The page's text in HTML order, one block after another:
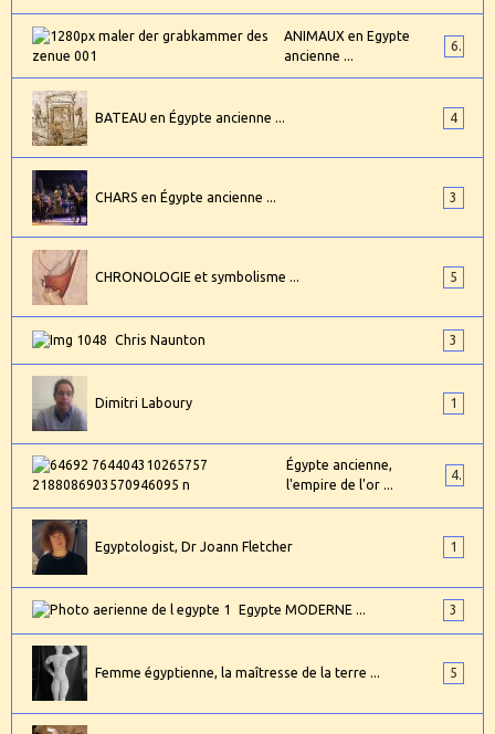
ANIMAUX en Egypte
ancienne ...
6
BATEAU en Égypte ancienne ... 4
CHARS en Égypte ancienne ... 3
CHRONOLOGIE et symbolisme ... 5
Chris Naunton 3
Dimitri Laboury 1
Égypte ancienne,
l'empire de l'or ...
4
Egyptologist, Dr Joann Fletcher 1
Egypte MODERNE ... 3
Femme égyptienne, la maîtresse de la terre ... 5